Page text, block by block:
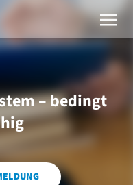
– bedingt